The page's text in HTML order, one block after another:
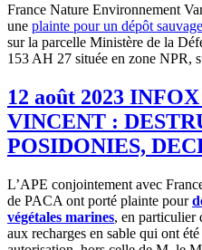
France Nature Environnement
une plainte pour un dépôt sauvage
sur la parcelle Ministère de la
153 AH 27 située en zone NPR,
12 août 2023
VINCENT :
POSIDONIES,
L’APE conjointement avec
de PACA ont porté plainte pour
végétales marines, en particulier
aux recharges en sable qui ont été